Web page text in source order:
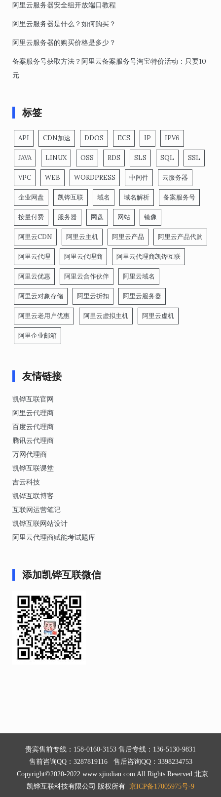
阿里云服务器安全组开放端口教程
阿里云服务器是什么？如何购买？
阿里云服务器的购买价格是多少？
备案服务号获取方法？阿里云备案服务号淘宝特价活动：只要10
元
标签
API CDN加速 DDOS ECS IP IPV6
JAVA LINUX OSS RDS SLS SQL SSL
VPC WEB WORDPRESS 中间件 云服务器
企业网盘 凯铧互联 域名 域名解析 备案服务号
按量付费 服务器 网盘 网站 镜像
阿里云CDN 阿里云主机 阿里云产品 阿里云产品代购
阿里云代理 阿里云代理商 阿里云代理商凯铧互联
阿里云优惠 阿里云合作伙伴 阿里云域名
阿里云对象存储 阿里云折扣 阿里云服务器
阿里云老用户优惠 阿里云虚拟主机 阿里云虚机
阿里企业邮箱
友情链接
凯铧互联官网
阿里云代理商
百度云代理商
腾讯云代理商
万网代理商
凯铧互联课堂
吉云科技
凯铧互联博客
互联网运营笔记
凯铧互联网站设计
阿里云代理商赋能考试题库
添加凯铧互联微信
贵宾售前专线：158-0160-3153 售后专线：136-5130-9831
售前咨询QQ：3287819116 售后咨询QQ：3398234753
Copyright©2020-2022 www.xjiudian.com All Rights Reserved 北京
凯铧互联科技有限公司 版权所有 京ICP备17005975号-9